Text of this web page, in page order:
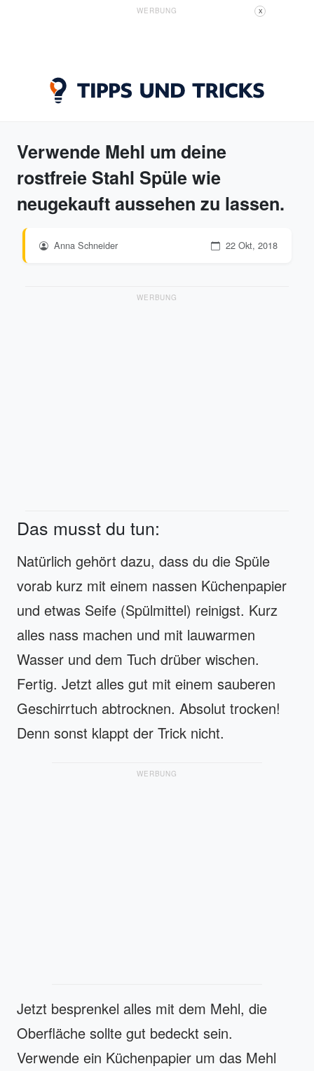
WERBUNG X
Verwende Mehl um deine
rostfreie Stahl Spüle wie
neugekauft aussehen zu lassen.
Anna Schneider 22 Okt, 2018
WERBUNG
Das musst du tun:
Natürlich gehört dazu, dass du die Spüle
vorab kurz mit einem nassen Küchenpapier
und etwas Seife (Spülmittel) reinigst. Kurz
alles nass machen und mit lauwarmen
Wasser und dem Tuch drüber wischen.
Fertig. Jetzt alles gut mit einem sauberen
Geschirrtuch abtrocknen. Absolut trocken!
Denn sonst klappt der Trick nicht.
WERBUNG
Jetzt besprenkel alles mit dem Mehl, die
Oberfläche sollte gut bedeckt sein.
Verwende ein Küchenpapier um das Mehl